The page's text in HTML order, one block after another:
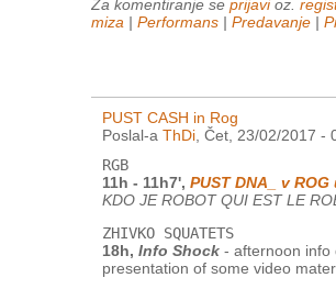
Za komentiranje se prijavioz.
miza | Performans | Predavanje |
PUST CASH in Rog
Poslal-a ThDi , Čet, 23/02/2017 -
RGB
11h - 11h7', PUST DNA_ v ROG
KDO JE ROBOT QUI EST LE
ZHIVKO SQUATETS
18h, Info Shock - afternoon info
presentation of some video